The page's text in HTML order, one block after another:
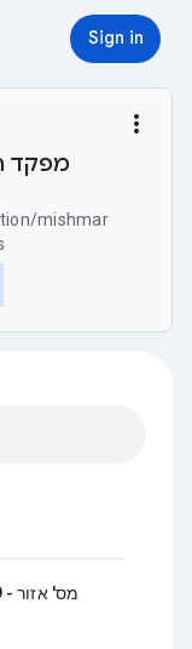
Sign in
מפקד
mishmar
more_vert